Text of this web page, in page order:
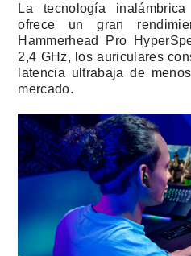
La tecnología
ofrece un gran
Hammerhead Pro
2,4 GHz, los auriculares
latencia ultrabaja de
mercado.